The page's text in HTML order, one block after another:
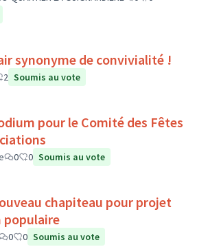
synonyme de convivialité !
2 Soumis au vote
pour le Comité des Fêtes
0 0 Soumis au vote
chapiteau pour projet
0 0 Soumis au vote